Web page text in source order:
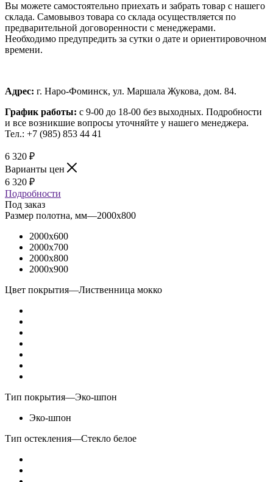
Вы можете самостоятельно приехать и забрать товар с нашего
склада. Самовывоз товара со склада осуществляется по
предварительной договоренности с менеджерами.
Необходимо предупредить за сутки о дате и ориентировочном
времени.
Адрес: г. Наро-Фоминск, ул. Маршала Жукова, дом. 84.
График работы: с 9-00 до 18-00 без выходных. Подробности
и все возникшие вопросы уточняйте у нашего менеджера.
Тел.: +7 (985) 853 44 41
6 320 ₽
Варианты цен
6 320 ₽
Подробности
Под заказ
Размер полотна, мм—2000x800
2000x600
2000x700
2000x800
2000x900
Цвет покрытия—Лиственница мокко
Тип покрытия—Эко-шпон
Эко-шпон
Тип остекления—Стекло белое